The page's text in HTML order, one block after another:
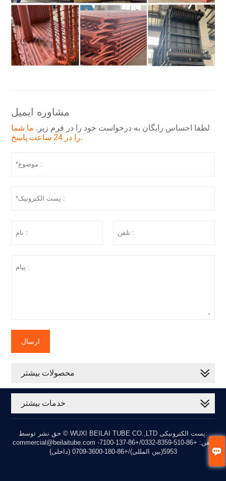

مشاوره ایمیل
لطفا احساس رایگان به درخواست خود را در فرم زیر. ما شما
را در 24 ساعت پاسخ.
ارسال
محصولات بیشتر
خدمات بیشتر
حق نشر توسط © WUXI BEILAI TUBE CO.,LTD پست الکترونیکی:
commercial@beilaitube.com تلفن: +86-510-8359-0332/+86-137-7100-
5953(بین المللی)/+86-180-3600-0709 (داخلی)